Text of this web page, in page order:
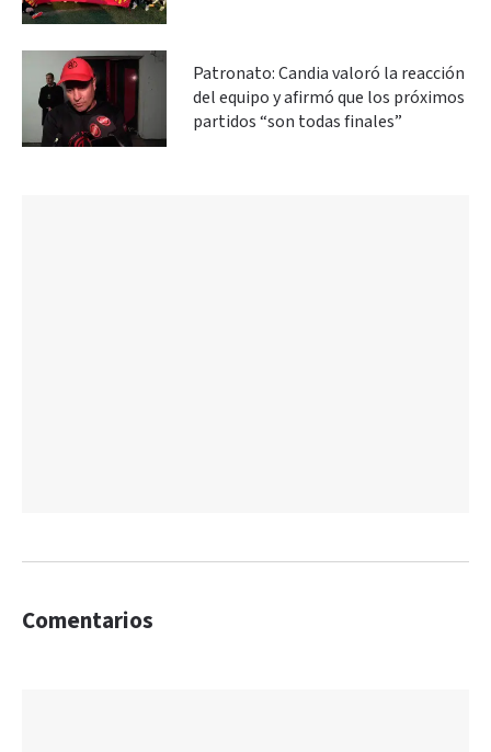
Patronato: Candia valoró la reacción
del equipo y afirmó que los próximos
partidos “son todas finales”
Comentarios